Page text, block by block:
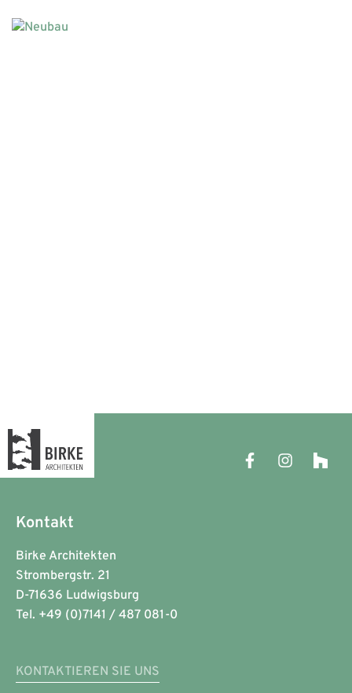
Kontakt
Birke Architekten
Strombergstr. 21
D-71636 Ludwigsburg
Tel. +49 (0)7141 / 487 081-0
KONTAKTIEREN SIE UNS